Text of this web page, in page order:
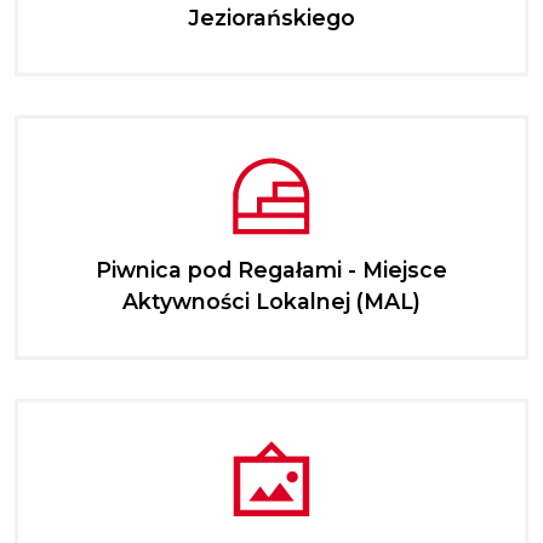
Jeziorańskiego
Piwnica pod Regałami - Miejsce
Aktywności Lokalnej (MAL)